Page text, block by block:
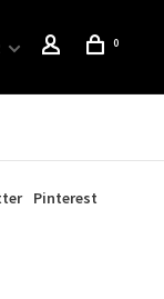
0
Pinterest